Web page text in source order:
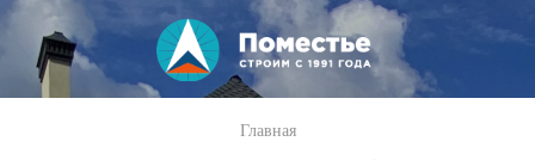
Перейти к
основному
содержанию
Главная